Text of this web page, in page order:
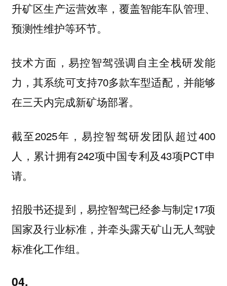
升矿区生产运营效率，覆盖智能车队管理、
预测性维护等环节。
技术方面，易控智驾强调自主全栈研发能
力，其系统可支持70多款车型适配，并能够
在三天内完成新矿场部署。
截至2025年，易控智驾研发团队超过400
人，累计拥有242项中国专利及43项PCT申
请。
招股书还提到，易控智驾已经参与制定17项
国家及行业标准，并牵头露天矿山无人驾驶
标准化工作组。
04.